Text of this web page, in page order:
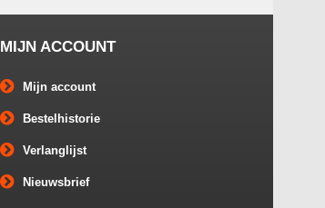
MIJN ACCOUNT
Mijn account
Bestelhistorie
Verlanglijst
Nieuwsbrief